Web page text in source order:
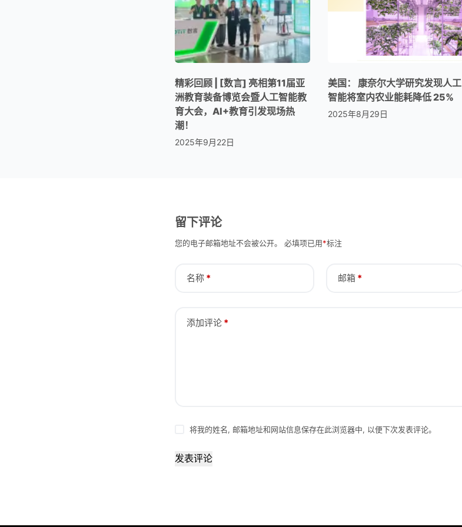
精彩回顾 | [数言] 亮相第11届亚
洲教育装备博览会暨人工智能教
育大会，AI+教育引发现场热
潮！
2025年9月22日
美国： 康奈尔大学研究发现人工
智能将室内农业能耗降低 25%
2025年8月29日
留下评论
您的电子邮箱地址不会被公开。 必填项已用*标注
名称 * 邮箱*
添加评论 *
将我的姓名, 邮箱地址和网站信息保存在此浏览器中, 以便下次发表评论。
发表评论